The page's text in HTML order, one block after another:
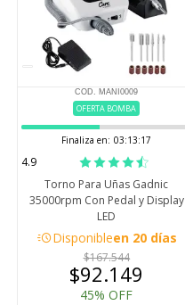
COD. MANI0009
OFERTA BOMBA
Finaliza en: 03:13:16
4.9
Torno Para Uñas Gadnic
35000rpm Con Pedal y Display
LED
acuteDisponibleen 20 días
$167.544
$92.149
45% OFF